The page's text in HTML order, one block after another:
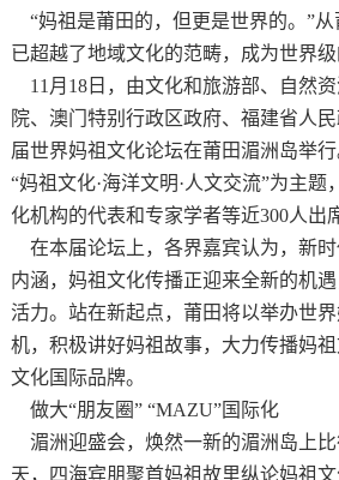
“妈祖是莆田的，但更是世界的。 ”
已超越了地域文化的范畴，成为世界级
11月 18日，由文化和旅游部、自然
院、澳门特别行政区政府、福建省人
届世界妈祖文化论坛在莆田湄洲岛举
“妈祖文化·海洋文明·人文交流”为主
化机构的代表和专家学者等近300人出
在本届论坛上，各界嘉宾认为，新
内涵，妈祖文化传播正迎来全新的机
活力。站在新起点，莆田将以举办世
机，积极讲好妈祖故事，大力传播妈
文化国际品牌。
做大“朋友圈” “MAZU”国际化
湄洲迎盛会，焕然一新的湄洲岛上
天，四海宾朋聚首妈祖故里纵论妈祖